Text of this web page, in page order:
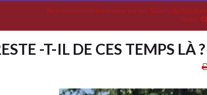
Retrouvez mon interview sur les 50 ans du Stadium
Nord
-T-IL DE CES TEMPS LÀ ?